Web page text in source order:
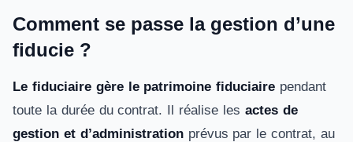
Comment se passe la gestion d’une
fiducie ?
Le fiduciaire gère le patrimoine fiduciaire pendant
toute la durée du contrat. Il réalise les actes de
gestion et d’administrationprévus par le contrat, au